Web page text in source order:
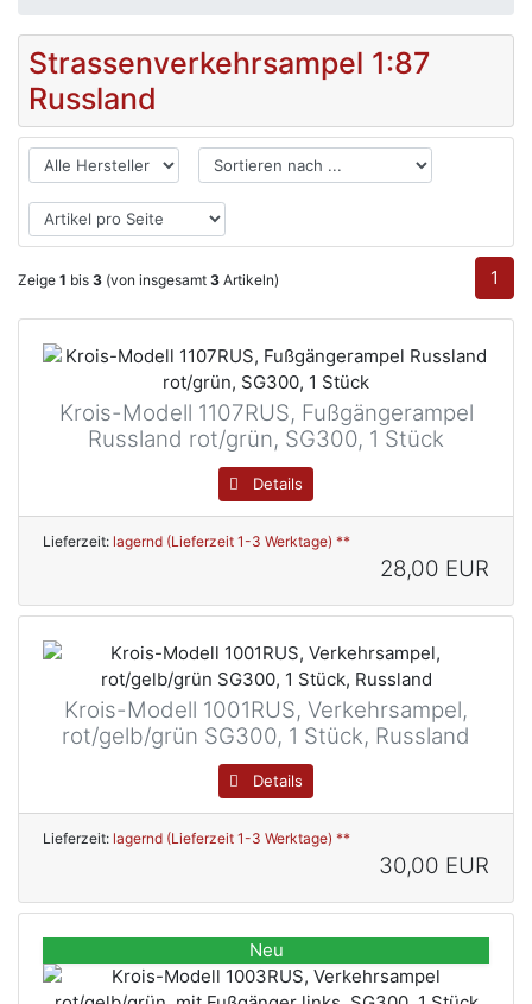
Strassenverkehrsampel 1:87
Russland
Zeige 1 bis 3 (von insgesamt 3 Artikeln) 1
Krois-Modell 1107RUS, Fußgängerampel
Russland rot/grün, SG300, 1 Stück
Details
Lieferzeit: lagernd (Lieferzeit 1-3 Werktage) **
28,00 EUR
Krois-Modell 1001RUS, Verkehrsampel,
rot/gelb/grün SG300, 1 Stück, Russland
Details
Lieferzeit: lagernd (Lieferzeit 1-3 Werktage) **
30,00 EUR
Neu